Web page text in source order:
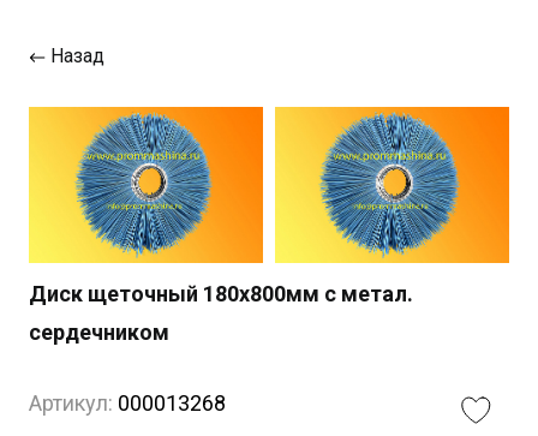
Назад
Диск щеточный 180х800мм с метал.
сердечником
Артикул: 000013268